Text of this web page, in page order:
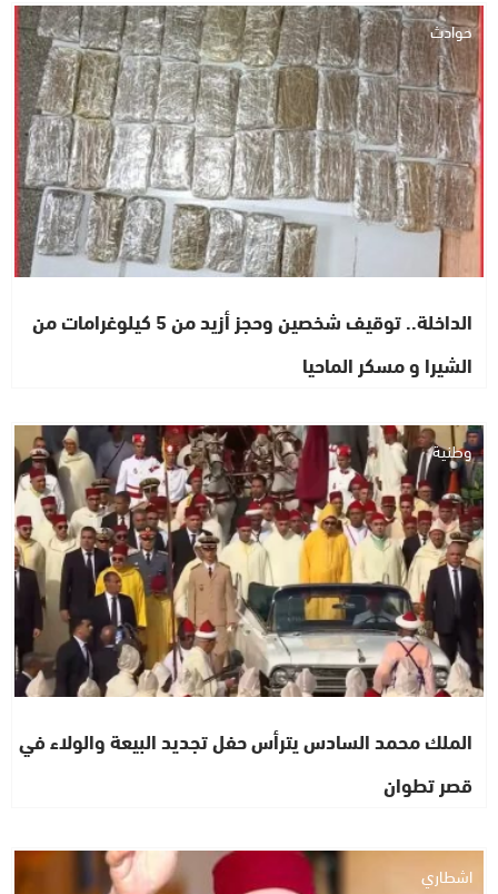
حوادث
الداخلة.. توقيف شخصين وحجز أزيد من 5 كيلوغرامات من
الشيرا و مسكر الماحيا
وطنية
الملك محمد السادس يترأس حفل تجديد البيعة والولاء في
قصر تطوان
اشطاري